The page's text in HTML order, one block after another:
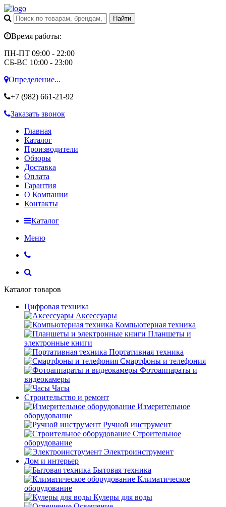
Время работы:
ПН-ПТ 09:00 - 22:00
СБ-ВС 10:00 - 23:00
Определение...
+7 (982) 661-21-92
Заказать звонок
Главная
Каталог
Производители
Обзоры
Доставка
Оплата
Гарантия
О Компании
Контакты
Каталог
Меню
Каталог товаров
Цифровая техника
Аксессуары
Компьютерная техника
Планшеты и
электронные книги
Портативная техника
Смартфоны и телефония
Фотоаппараты и
видеокамеры
Часы
Строительство и ремонт
Измерительное
оборудование
Ручной инструмент
Строительное
оборудование
Электроинструмент
Дом и интерьер
Бытовая техника
Климатическое
оборудование
Кулеры для воды